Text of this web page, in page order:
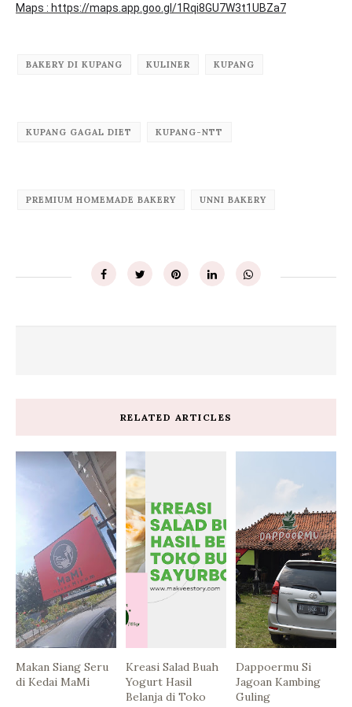
Maps : https://maps.app.goo.gl/1Rqi8GU7W3t1UBZa7
BAKERY DI KUPANG KULINER KUPANG
KUPANG GAGAL DIET KUPANG-NTT
PREMIUM HOMEMADE BAKERY UNNI BAKERY
RELATED ARTICLES
Makan Siang Seru
di Kedai MaMi
Kreasi Salad Buah
Yogurt Hasil
Belanja di Toko
Dappoermu Si
Jagoan Kambing
Guling